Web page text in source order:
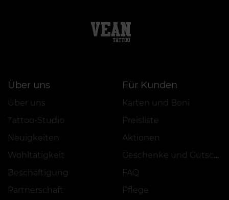
Über uns
Über uns
Tattoo-Studio
Neuigkeiten
Wohltätigkeit
Beschäftigung
Partnerschaft
Für Kunden
Karten und Boni
Preisliste
Aktionen
Geschenke und Gutscheine
FAQ
Pflege